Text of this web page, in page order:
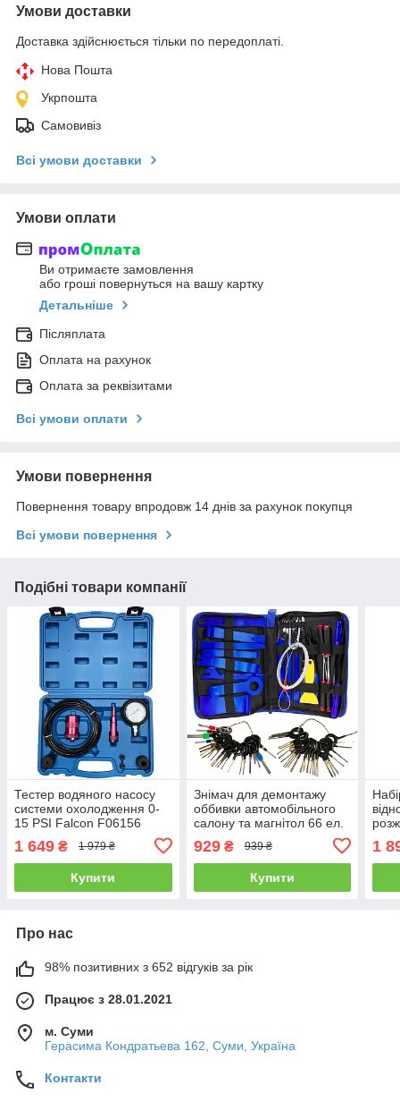
Умови доставки
Доставка здійснюється тільки по передоплаті.
Нова Пошта
Укрпошта
Самовивіз
Всі умови доставки
Умови оплати
Ви отримаєте замовлення
або гроші повернуться на вашу картку
Детальніше
Післяплата
Оплата на рахунок
Оплата за реквізитами
Всі умови оплати
Умови повернення
Повернення товару впродовж 14 днів за рахунок покупця
Всі умови повернення
Подібні товари компанії
Тестер водяного насосу
системи охолодження 0-
15 PSI Falcon F06156
1 649 ₴ 1 979 ₴
Купити
Знімач для демонтажу
оббивки автомобільного
салону та магнітол 66 ел.
929₴ 939 ₴
Купити
1
Про нас
98% позитивних з 652 відгуків за рік
Працює з 28.01.2021
м. Суми
Герасима Кондратьева 162, Суми, Україна
Контакти